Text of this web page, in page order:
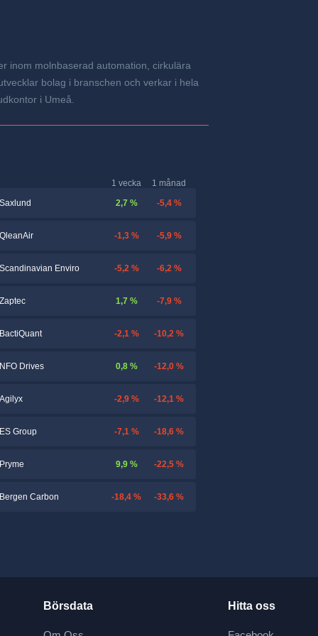
inom molnbaserad automation, cirkulära
bolag i branschen och verkar i hela
i Umeå.
1 vecka
1 månad
Saxlund
2,7 % -5,4 %
QleanAir -1,3 % -5,9 %
Scandinavian Enviro -5,2 % -6,2 %
Zaptec 1,7 % -7,9 %
BactiQuant -2,1 % -10,2 %
NFO Drives 0,8 % -12,0 %
Agilyx -2,9 % -12,1 %
ES Group -7,1 % -18,6 %
Pryme 9,9 % -22,5 %
Bergen Carbon -18,4 % -33,6 %
Börsdata Hitta oss